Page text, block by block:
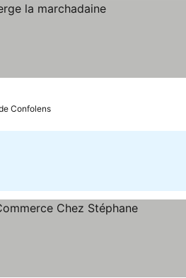
Confolens